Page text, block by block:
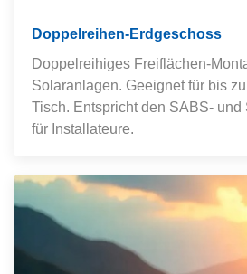
Doppelreihen-Erdgeschoss
Doppelreihiges Freiflächen-
Solaranlagen. Geeignet für bis
Tisch. Entspricht den SABS-
für Installateure.